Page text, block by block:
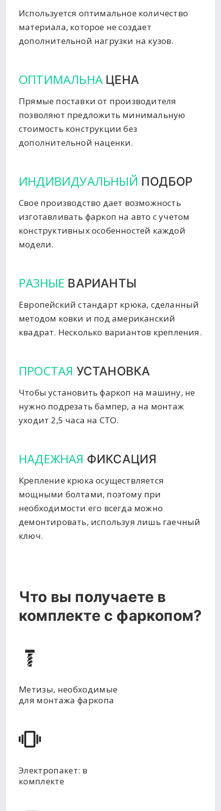
Используется оптимальное количество
материала, которое не создает
дополнительной нагрузки на кузов.
ОПТИМАЛЬНА ЦЕНА
Прямые поставки от производителя
позволяют предложить минимальную
стоимость конструкции без
дополнительной наценки.
ИНДИВИДУАЛЬНЫЙ ПОДБОР
Свое производство дает возможность
изготавливать фаркоп на авто с учетом
конструктивных особенностей каждой
модели.
РАЗНЫЕ ВАРИАНТЫ
Европейский стандарт крюка, сделанный
методом ковки и под американский
квадрат. Несколько вариантов крепления.
ПРОСТАЯ УСТАНОВКА
Чтобы установить фаркоп на машину, не
нужно подрезать бампер, а на монтаж
уходит 2,5 часа на СТО.
НАДЕЖНАЯ ФИКСАЦИЯ
Крепление крюка осуществляется
мощными болтами, поэтому при
необходимости его всегда можно
демонтировать, используя лишь гаечный
ключ.
Что вы получаете в
комплекте с фаркопом?
Метизы, необходимые
для монтажа фаркопа
Электропакет: в
комплекте